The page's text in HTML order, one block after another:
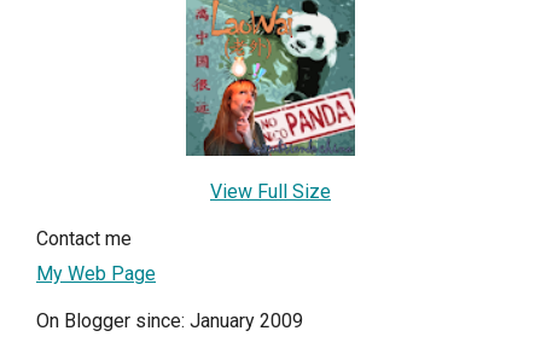
View Full Size
Contact me
My Web Page
On Blogger since: January 2009